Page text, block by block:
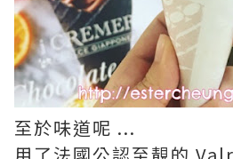
至於味道呢 ...